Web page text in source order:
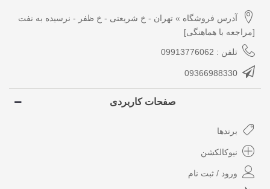
آدرس فروشگاه » تهران - خ شریعتی - خ ظفر - نرسیده به نفت
[مراجعه با هماهنگی]
تلفن : 09913776062
09366988330
صفحات کاربردی
برندها
نیوکالکشن
ورود / ثبت نام